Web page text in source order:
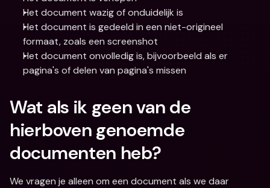
Het document wazig of onduidelijk is
Het document is gedeeld in een niet-origineel
formaat, zoals een screenshot
Het document onvolledig is, bijvoorbeeld als er
pagina's of delen van pagina's missen
Wat als ik geen van de
hierboven genoemde
documenten heb?
We vragen je alleen om een document als we daar